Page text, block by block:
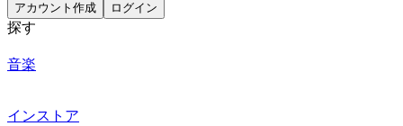
アカウント作成 ログイン
探す
音楽
インストア